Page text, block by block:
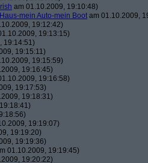
am 01.10.2009, 19:10:48)
mein Auto-mein Boot am 01.10.2009,
19:12:42)
19:13:15)
19:14:51)
19:15:11)
19:15:59)
19:16:45)
19:16:58)
19:17:53)
19:18:31)
19:19:07)
19:19:20)
19:19:36)
01.10.2009, 19:19:45)
19:20:22)